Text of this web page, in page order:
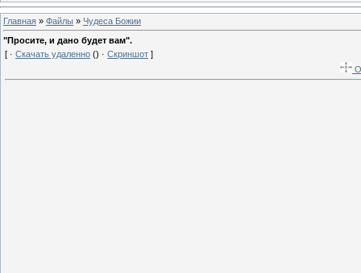
Главная » Файлы » Чудеса Божии
"Просите, и дано будет вам".
[ · Скачать удаленно () · Скриншот ]